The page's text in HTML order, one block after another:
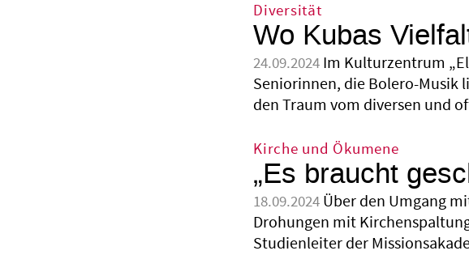
Diversität
Wo Kubas
24.09.2024 Im Kulturzentrum
Seniorinnen, die Bolero-Musik
den Traum vom diversen und
Kirche und Ökumene
„Es braucht
18.09.2024 Über den Umgang
Drohungen mit
Studienleiter der